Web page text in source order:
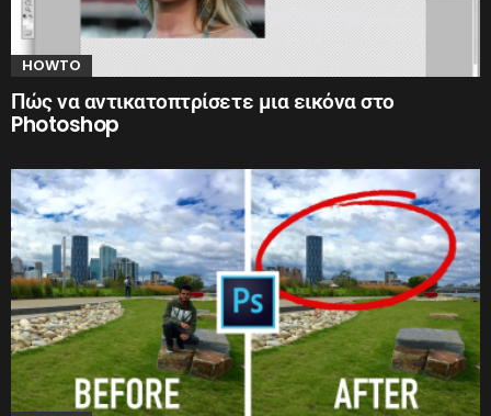
HOWTO
Πώς να αντικατοπτρίσετε μια εικόνα στο
Photoshop